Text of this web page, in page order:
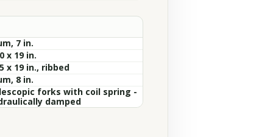
7 in.
x 19 in.
x 19 in., ribbed
8 in.
forks with coil spring -
damped